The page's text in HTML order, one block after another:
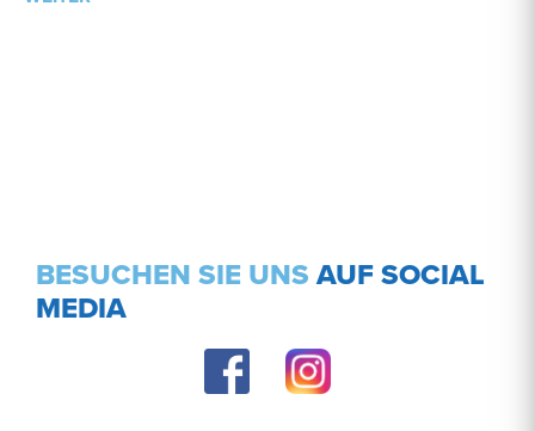
BESUCHEN SIE UNSAUF SOCIAL
MEDIA